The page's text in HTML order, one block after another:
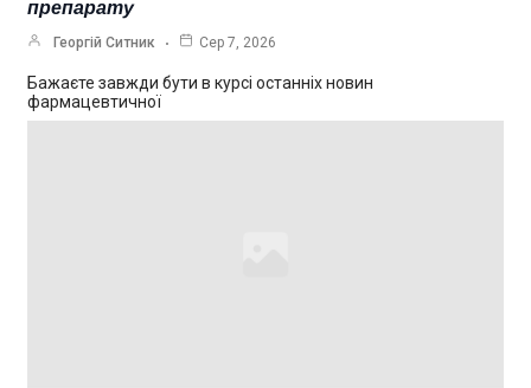
препарату
Георгій Ситник Сер 7, 2026
Бажаєте завжди бути в курсі останніх новин
фармацевтичної